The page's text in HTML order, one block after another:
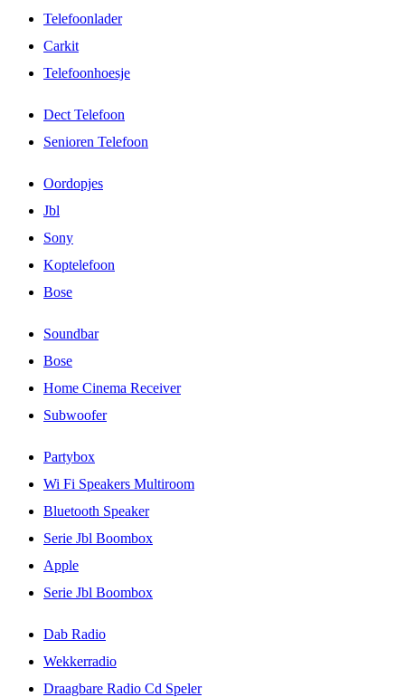
Telefoonlader
Carkit
Telefoonhoesje
Dect Telefoon
Senioren Telefoon
Oordopjes
Jbl
Sony
Koptelefoon
Bose
Soundbar
Bose
Home Cinema Receiver
Subwoofer
Partybox
Wi Fi Speakers Multiroom
Bluetooth Speaker
Serie Jbl Boombox
Apple
Serie Jbl Boombox
Dab Radio
Wekkerradio
Draagbare Radio Cd Speler